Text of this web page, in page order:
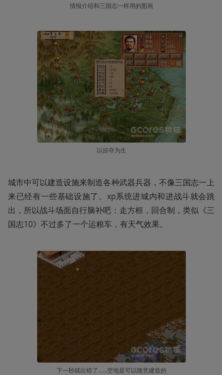
情报介绍和三国志一样用的图画
以掠夺为生
城市中可以建造设施来制造各种武器兵器，不像三国志一上
来已经有一些基础设施了。xp系统进城内和进战斗就会跳
出，所以战斗场面自行脑补吧：走方框，回合制，类似《三
国志10》不过多了一个运粮车，有天气效果。
下一秒就出错了……空地是可以随意建造的